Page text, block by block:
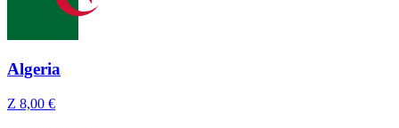
Algeria
Z 8,00 €